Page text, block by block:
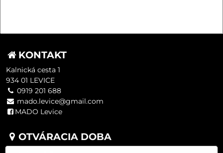
KONTAKT
Kalnická cesta 1
934 01 LEVICE
0919 201 688
mado.levice@gmail.com
MADO Levice
OTVÁRACIA DOBA